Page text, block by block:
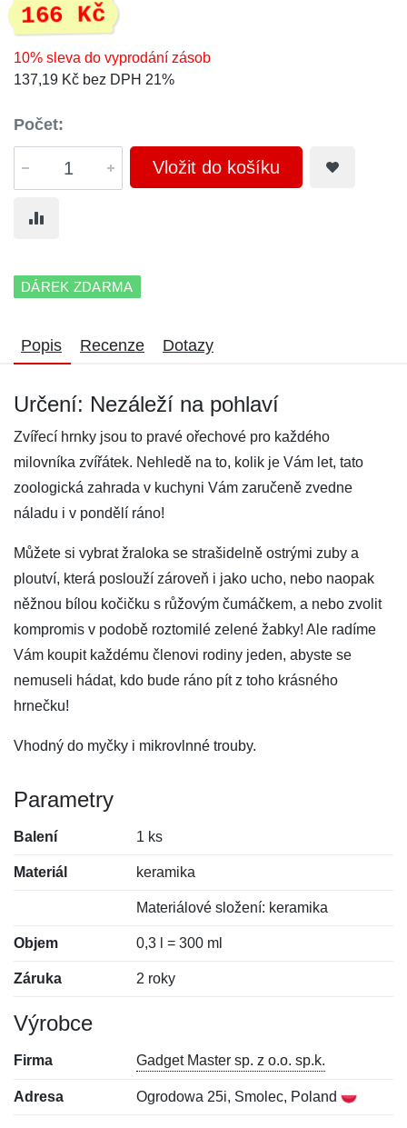
166 Kč
10% sleva do vyprodání zásob
137,19 Kč bez DPH 21%
Počet:
Vložit do košíku
DÁREK ZDARMA
Popis Recenze Dotazy
Určení: Nezáleží na pohlaví
Zvířecí hrnky jsou to pravé ořechové pro každého
milovníka zvířátek. Nehledě na to, kolik je Vám let, tato
zoologická zahrada v kuchyni Vám zaručeně zvedne
náladu i v pondělí ráno!
Můžete si vybrat žraloka se strašidelně ostrými zuby a
ploutví, která poslouží zároveň i jako ucho, nebo naopak
něžnou bílou kočičku s růžovým čumáčkem, a nebo zvolit
kompromis v podobě roztomilé zelené žabky! Ale radíme
Vám koupit každému členovi rodiny jeden, abyste se
nemuseli hádat, kdo bude ráno pít z toho krásného
hrnečku!
Vhodný do myčky i mikrovlnné trouby.
Parametry
Balení 1 ks
Materiál keramika
Materiálové složení: keramika
Objem 0,3 l = 300 ml
Záruka 2 roky
Výrobce
Firma Gadget Master sp. z o.o. sp.k.
Adresa Ogrodowa 25i, Smolec, Poland